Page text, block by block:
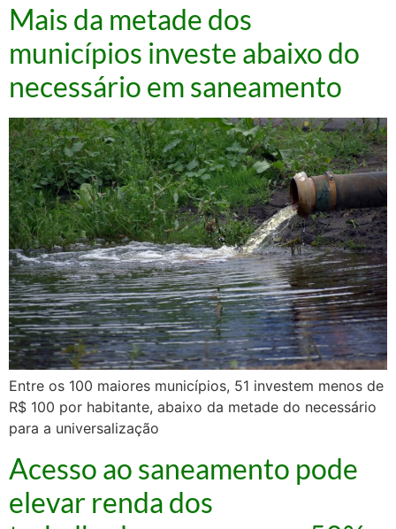
Mais da metade dos
municípios investe abaixo do
necessário em saneamento
Entre os 100 maiores municípios, 51 investem menos de
R$ 100 por habitante, abaixo da metade do necessário
para a universalização
Acesso ao saneamento pode
elevar renda dos